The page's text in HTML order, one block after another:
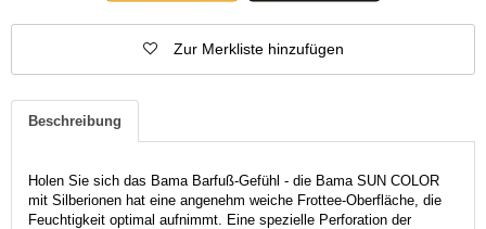
Zur Merkliste hinzufügen
Beschreibung
Holen Sie sich das Bama Barfuß-Gefühl - die Bama SUN COLOR
mit Silberionen hat eine angenehm weiche Frottee-Oberfläche, die
Feuchtigkeit optimal aufnimmt. Eine spezielle Perforation der